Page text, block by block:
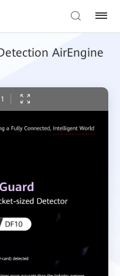
AirEngine
1